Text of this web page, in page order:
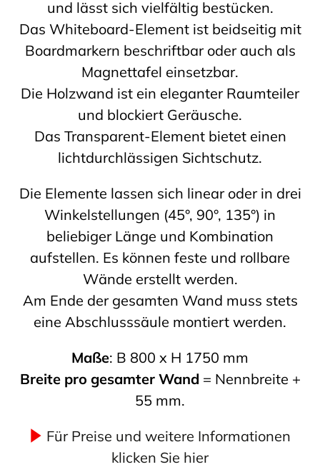
und lässt sich vielfältig bestücken.
Das Whiteboard-Element ist beidseitig mit
Board­markern be­schriftbar oder auch als
Magnettafel ein­setzbar.
Die Holzwand ist ein eleganter Raumteiler
und blockiert Geräusche.
Das Transparent-Element bietet einen
lichtdurchlässigen Sichtschutz.
Die Elemente lassen sich linear oder in drei
Winkelstellungen (45°, 90°, 135°) in
beliebiger Länge und Kombination
aufstellen. Es können feste und rollbare
Wände erstellt werden.
Am Ende der gesamten Wand muss stets
eine Abschlusssäule montiert werden.
Maße: B 800 x H 1750 mm
Breite pro gesamter Wand = Nennbreite +
55 mm.
Für Preise und weitere Informationen
klicken Sie hier